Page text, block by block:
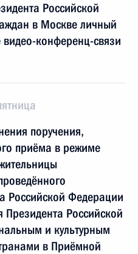
Российской
в Москве личный
конференц-связи
поручения,
приёма в режиме
Российской Федерации
Российской
и культурным
в Приёмной